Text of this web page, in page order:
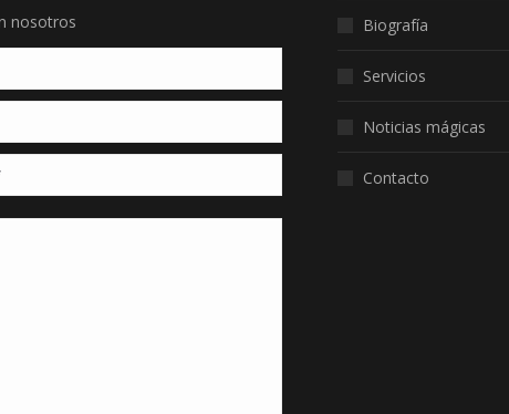
nosotros Biografía
Servicios
Noticias mágicas
Contacto